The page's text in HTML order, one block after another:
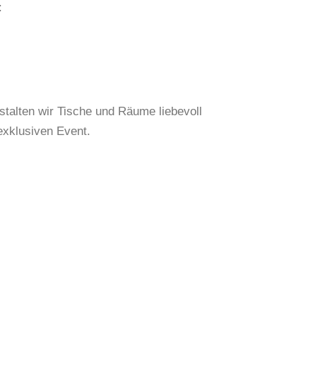
wir Tische und Räume liebevoll
Event.